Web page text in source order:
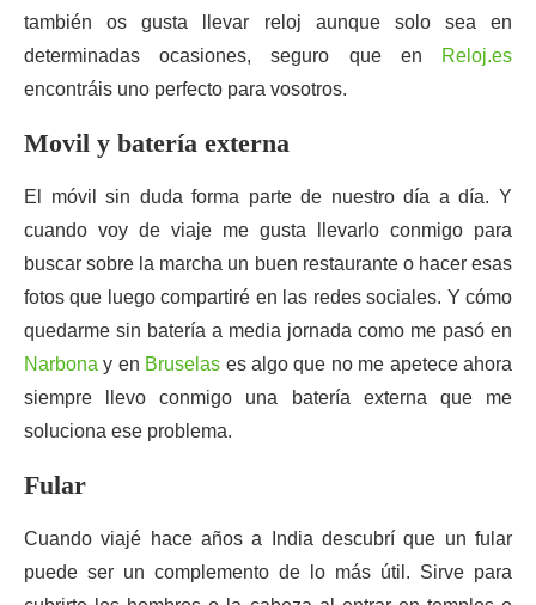
también os gusta llevar reloj aunque solo sea en
determinadas ocasiones, seguro que en
Reloj.es
encontráis uno perfecto para vosotros.
Movil y batería externa
El móvil sin duda forma parte de nuestro día a día. Y
cuando voy de viaje me gusta llevarlo conmigo para
buscar sobre la marcha un buen restaurante o hacer esas
fotos que luego compartiré en las redes sociales. Y cómo
quedarme sin batería a media jornada como me pasó en
Narbona y en Bruselas es algo que no me apetece ahora
siempre llevo conmigo una batería externa que me
soluciona ese problema.
Fular
Cuando viajé hace años a India descubrí que un fular
puede ser un complemento de lo más útil. Sirve para